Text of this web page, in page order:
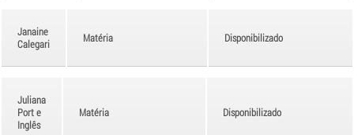
Janaine
Calegari
Matéria Disponibilizado
Juliana
Port e
Inglês
Matéria Disponibilizado